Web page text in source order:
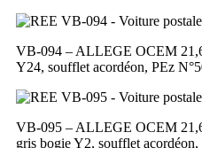
VB-094 – ALLEGE OCEM
Y24, soufflet acordéon, PEz
VB-095 – ALLEGE OCEM
gris bogie Y2, soufflet